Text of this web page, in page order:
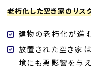
老朽化した空き家のリス
建物の老朽化が進
放置された空き家
境にも悪影響を与え